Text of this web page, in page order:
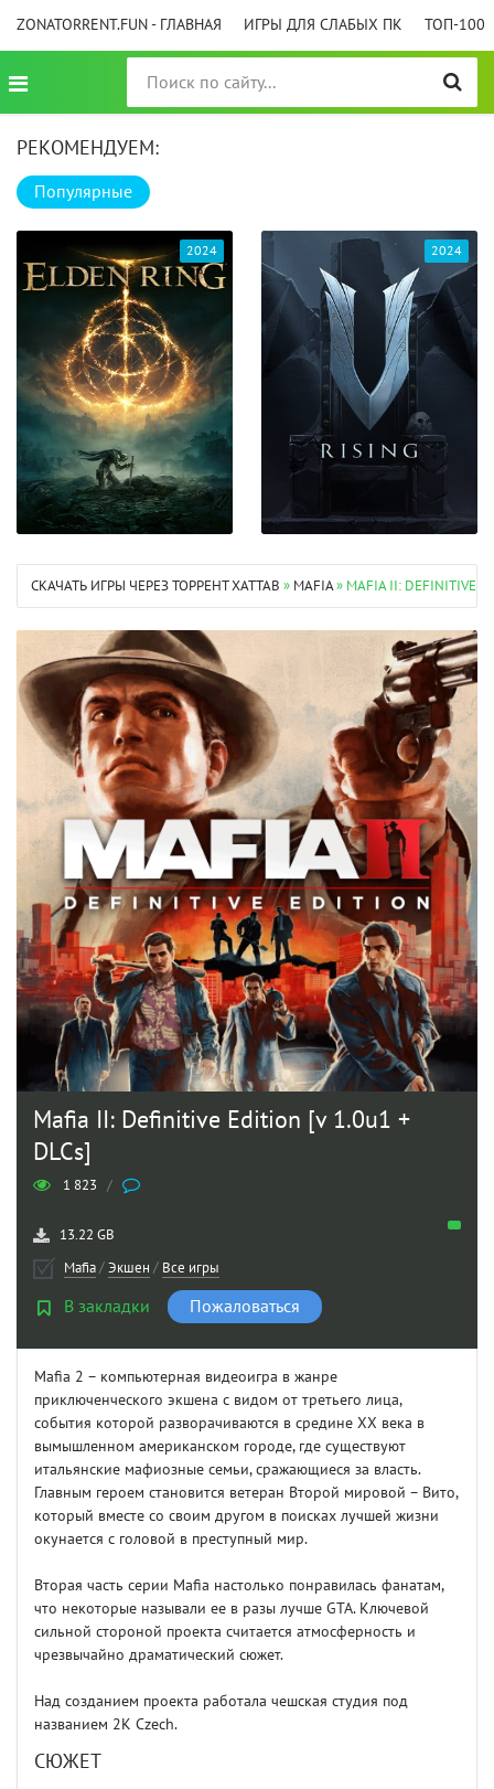
ZONATORRENT.FUN - ГЛАВНАЯ ИГРЫ ДЛЯ СЛАБЫХ ПК ТОП-100
РЕКОМЕНДУЕМ:
Популярные
2024 2024
СКАЧАТЬ ИГРЫ ЧЕРЕЗ ТОРРЕНТ XATTAB » MAFIA» MAFIA II: DEFINITIVE
Mafia II: Definitive Edition [v 1.0u1 +
DLCs]
1 823 /
13.22 GB
Mafia/Экшен / Все игры
В закладки Пожаловаться
Mafia 2 – компьютерная видеоигра в жанре
приключенческого экшена с видом от третьего лица,
события которой разворачиваются в средине ХХ века в
вымышленном американском городе, где существуют
итальянские мафиозные семьи, сражающиеся за власть.
Главным героем становится ветеран Второй мировой – Вито,
который вместе со своим другом в поисках лучшей жизни
окунается с головой в преступный мир.
Вторая часть серии Mafia настолько понравилась фанатам,
что некоторые называли ее в разы лучше GTA. Ключевой
сильной стороной проекта считается атмосферность и
чрезвычайно драматический сюжет.
Над созданием проекта работала чешская студия под
названием 2K Czech.
СЮЖЕТ